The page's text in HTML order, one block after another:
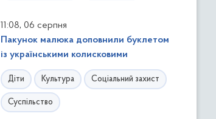
11:08, 06 серпня
Пакунок малюка доповнили буклетом
із українськими колисковими
Діти Культура Соціальний захист
Суспільство